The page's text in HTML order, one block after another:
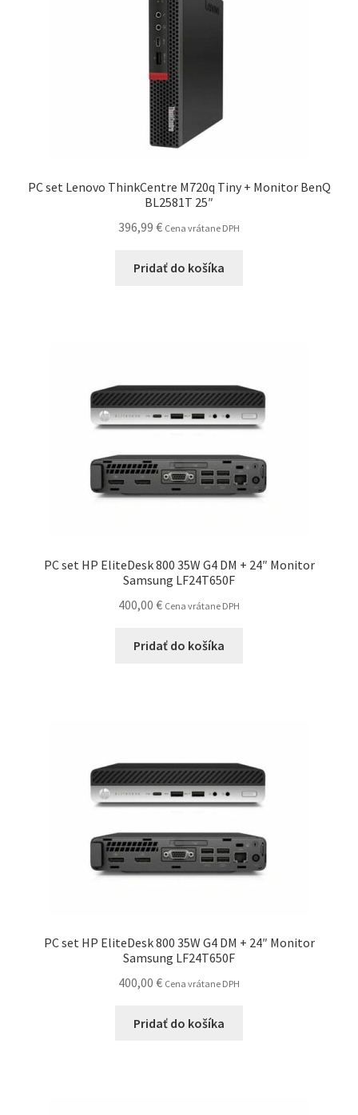
PC set Lenovo ThinkCentre M720q Tiny + Monitor BenQ
BL2581T 25″
396,99 € Cena vrátane DPH
Pridať do košíka
PC set HP EliteDesk 800 35W G4 DM + 24″ Monitor
Samsung LF24T650F
400,00 € Cena vrátane DPH
Pridať do košíka
PC set HP EliteDesk 800 35W G4 DM + 24″ Monitor
Samsung LF24T650F
400,00 € Cena vrátane DPH
Pridať do košíka